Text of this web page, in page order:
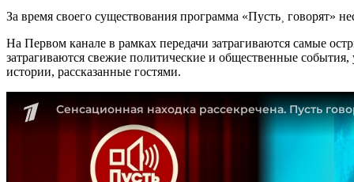
За время своего существования программа «Пусть˲ говорят»
На Первом канале в рамках передачи затрагиваются самые
затрагиваются свежие политические и общественные
истории, рассказанные гостями.